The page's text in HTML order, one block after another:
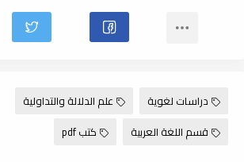
دراسات لغوية
علم الدلالة والتداولية
قسم اللغة العربية
كتب pdf